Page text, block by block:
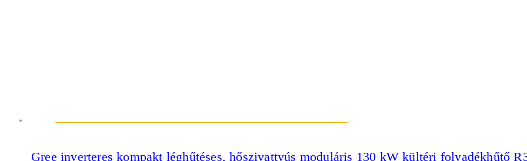
Gree inverteres kompakt léghűtéses, hőszivattyús moduláris 130 kW kültéri folyadékhűtő